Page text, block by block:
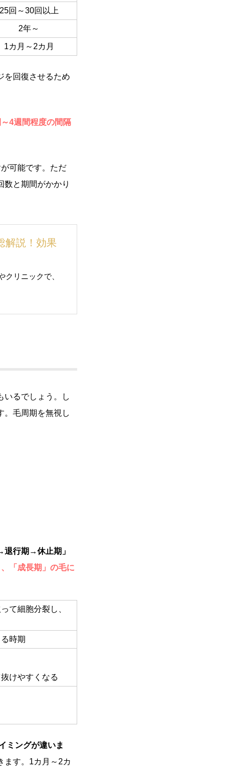
25回～30回以上
2年～
1カ月～2カ月
を回復させるため
4週間程度の間隔
可能です。ただ
数と期間がかかり
解説！効果
クリニックで、
いるでしょう。し
。毛周期を無視し
退行期→休止期」
「成長期」の毛に
て細胞分裂し、
時期
けやすくなる
ミングが違いま
ます。1カ月～2カ